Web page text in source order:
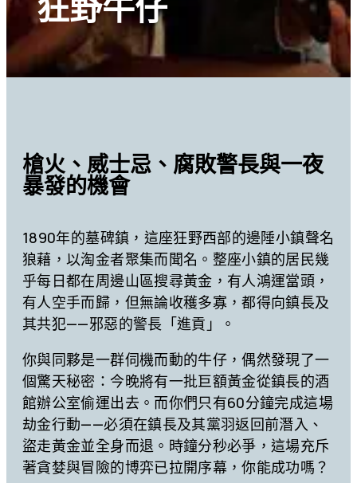
狂野牛仔
槍火、威士忌、腐敗警長與一夜
暴發的機會
1890年的墓碑鎮，這座狂野西部的邊陲小鎮聲名
狼藉，以淘金者聚集而聞名。整座小鎮的居民幾
乎每日都在周邊山區搜尋黃金，有人鴻運當頭，
有人空手而歸，但無論收穫多寡，都得向鎮長及
其共犯——邪惡的警長「進貢」。
你與同夥是一群伺機而動的牛仔，偶然發現了一
個驚天秘密：今晚將有一批巨額黃金從鎮長的酒
館辦公室偷運出去。而你們只有60分鐘完成這場
劫金行動——必須在鎮長及其黨羽返回前潛入、
盜走黃金並全身而退。時鐘分秒必爭，這場充斥
著貪婪與冒險的博弈已拉開序幕，你能成功嗎？